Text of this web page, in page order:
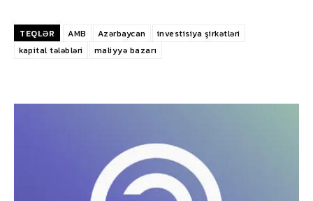
TEQLƏR AMB Azərbaycan
investisiya şirkətləri
kapital tələbləri
maliyyə bazarı